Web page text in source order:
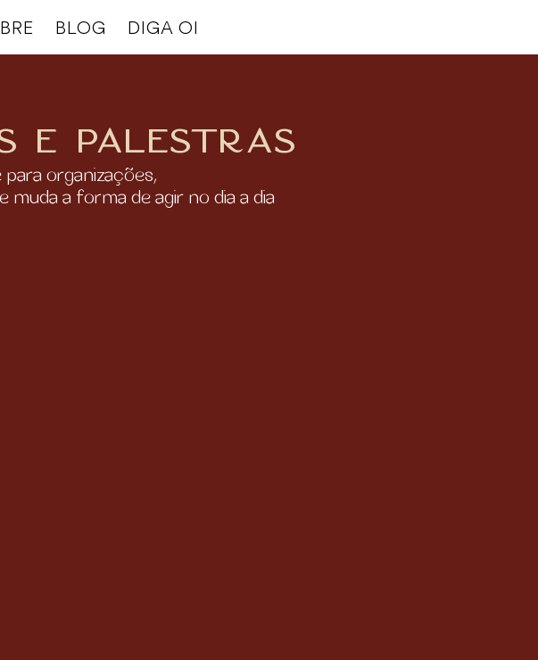
BLOG DIGA OI
e palestras
organizações,
a forma de agir no dia a dia